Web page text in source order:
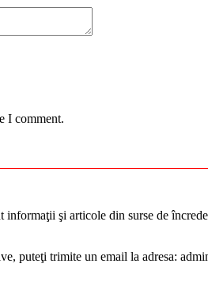
I comment.
informaţii şi articole din surse de
puteţi trimite un email la adresa: